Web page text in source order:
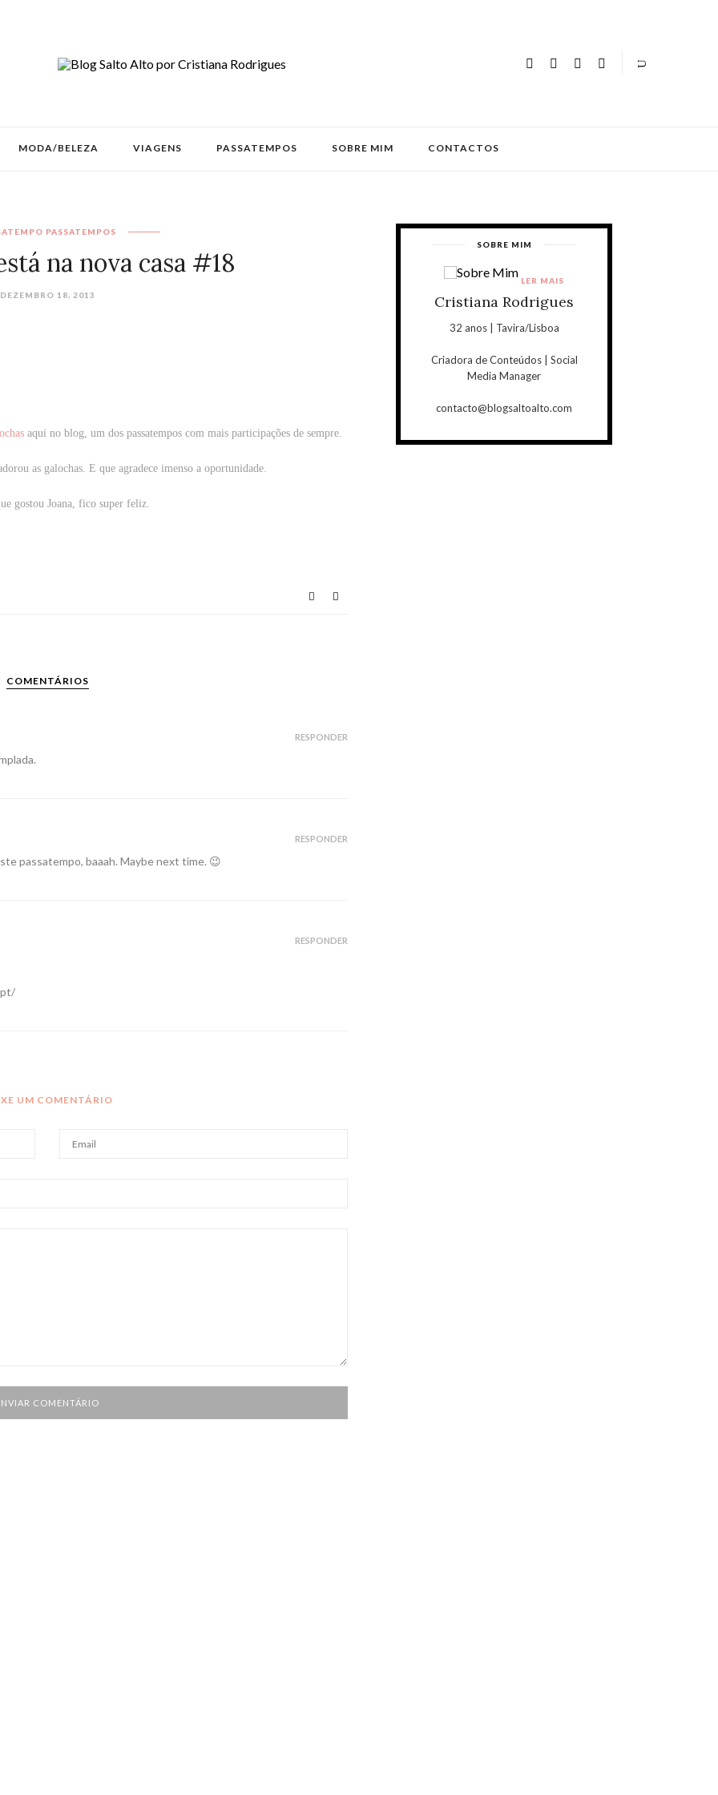
MODA/BELEZA VIAGENS PASSATEMPOS SOBRE MIM CONTACTOS
PASSATEMPOS
na nova casa #18
DEZEMBRO 18, 2013
aqui no blog, um dos passatempos com mais participações de sempre.
as galochas. E que agradece imenso a oportunidade.
gostou Joana, fico super feliz.
COMENTÁRIOS
RESPONDER
passatempo, baaah. Maybe next time. 😉
RESPONDER
RESPONDER
UM COMENTÁRIO
SOBRE MIM
Cristiana Rodrigues
32 anos | Tavira/Lisboa
Criadora de Conteúdos | Social
Media Manager
contacto@blogsaltoalto.com
LER MAIS